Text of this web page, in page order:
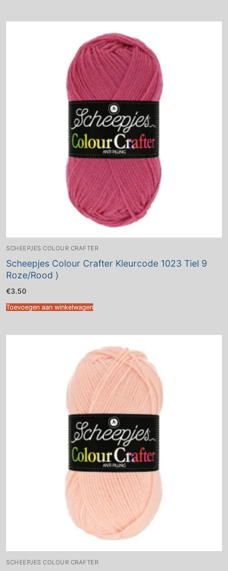
SCHEEPJES COLOUR CRAFTER
Scheepjes Colour Crafter Kleurcode 1023 Tiel 9
Roze/Rood )
€3.50
Toevoegen aan winkelwagen
SCHEEPJES COLOUR CRAFTER